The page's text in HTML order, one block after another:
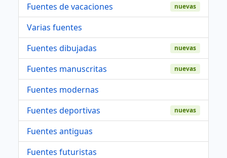
Fuentes de vacaciones
nuevas
Varias fuentes
Fuentes dibujadas
nuevas
Fuentes manuscritas nuevas
Fuentes modernas
Fuentes deportivas
nuevas
Fuentes antiguas
Fuentes futuristas